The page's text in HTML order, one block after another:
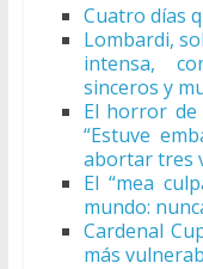
Cuatro días
Lombardi,
intensa,
sinceros y
El horror
“Estuve
abortar tres
El “mea
mundo:
Cardenal
más